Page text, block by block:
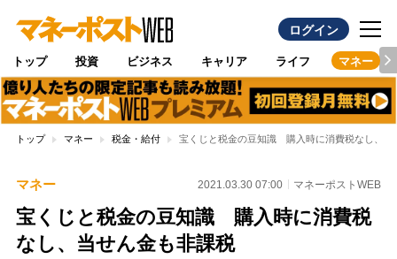
ログイン
トップ 投資 ビジネス キャリア ライフ マネー
トップ マネー 税金・給付 宝くじと税金の豆知識 購入時に消費税なし、当
マネー 2021.03.30 07:00 マネーポストWEB
宝くじと税金の豆知識 購入時に消費税
なし、当せん金も非課税